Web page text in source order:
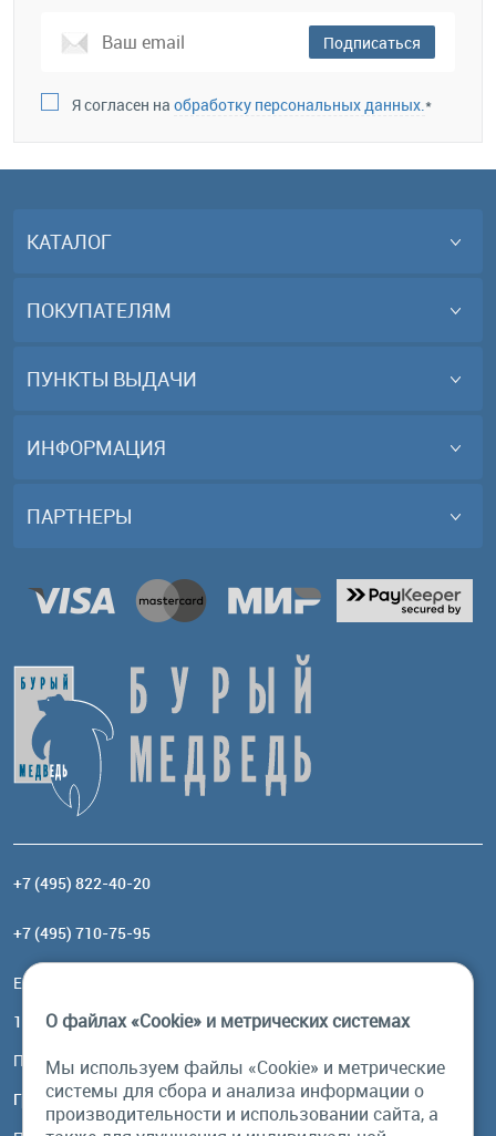
Подписаться
Я согласен на обработку персональных данных.*
КАТАЛОГ
ПОКУПАТЕЛЯМ
ПУНКТЫ ВЫДАЧИ
ИНФОРМАЦИЯ
ПАРТНЕРЫ
+7 (495) 822-40-20
+7 (495) 710-75-95
Email:
117485, Москва, ул. Профсоюзная, 84/32, корп 1
Посмотреть на карте
График работы
О файлах «Cookie» и метрических системах
Мы используем файлы «Cookie» и метрические
системы для сбора и анализа информации о
производительности и использовании сайта, а